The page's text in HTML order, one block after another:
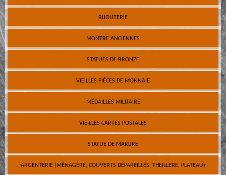
BIJOUTERIE
MONTRE ANCIENNES
STATUES DE BRONZE
VIEILLES PIÈCES DE MONNAIE
MÉDAILLES MILITAIRE
VIEILLES CARTES POSTALES
STATUE DE MARBRE
ARGENTERIE (MÉNAGÈRE, COUVERTS DÉPAREILLÉS, THEILLERE, PLATEAU)